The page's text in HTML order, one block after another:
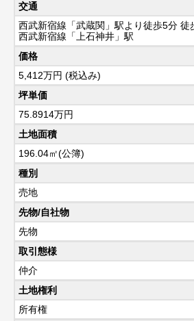
交通
西武新宿線「武蔵関」駅より徒歩5分 徒
西武新宿線「上石神井」駅
価格
5,412万円 (税込み)
坪単価
75.8914万円
土地面積
196.04㎡(公簿)
種別
売地
先物/自社物
先物
取引態様
仲介
土地権利
所有権